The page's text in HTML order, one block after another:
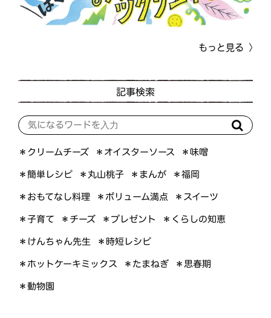
もっと見る
記事検索
＊クリームチーズ ＊オイスターソース ＊味噌
＊簡単レシピ ＊丸山桃子 ＊まんが ＊福岡
＊おもてなし料理 ＊ボリューム満点 ＊スイーツ
＊子育て ＊チーズ ＊プレゼント ＊くらしの知恵
＊けんちゃん先生 ＊時短レシピ
＊ホットケーキミックス ＊たまねぎ ＊思春期
＊動物園